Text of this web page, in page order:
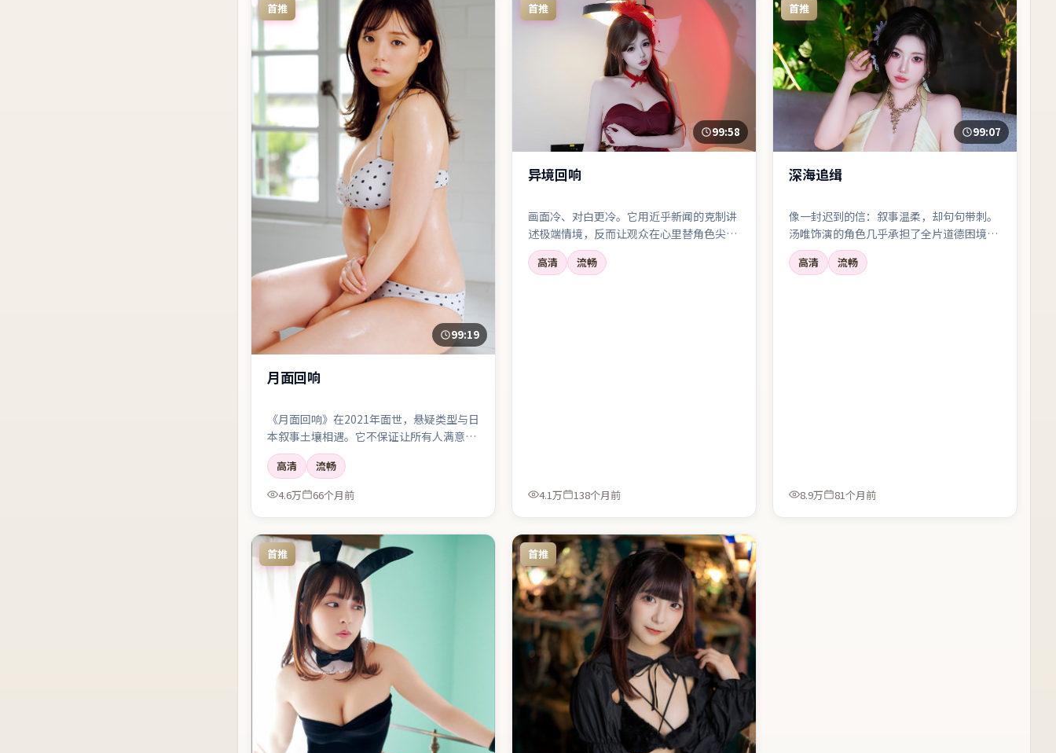
首推
99:19
月面回响
《月面回响》在2021年面世，悬疑类型与日
本叙事土壤相遇。它不保证让所有人满意，
但几乎保证让你记住一两个镜头、一两句对
白，以及散场后心里那点挥之不去的回声。
高清
流畅
4.6万
66个月前
首推
99:58
异境回响
画面冷、对白更冷。它用近乎新闻的克制讲
述极端情境，反而让观众在心里替角色尖
叫。
高清 流畅
4.1万 138个月前
首推
99:07
深海追缉
像一封迟到的信：叙事温柔，却句句带刺。
汤唯饰演的角色几乎承担了全片道德困境的
重心。
高清 流畅
8.9万 81个月前
首推 首推